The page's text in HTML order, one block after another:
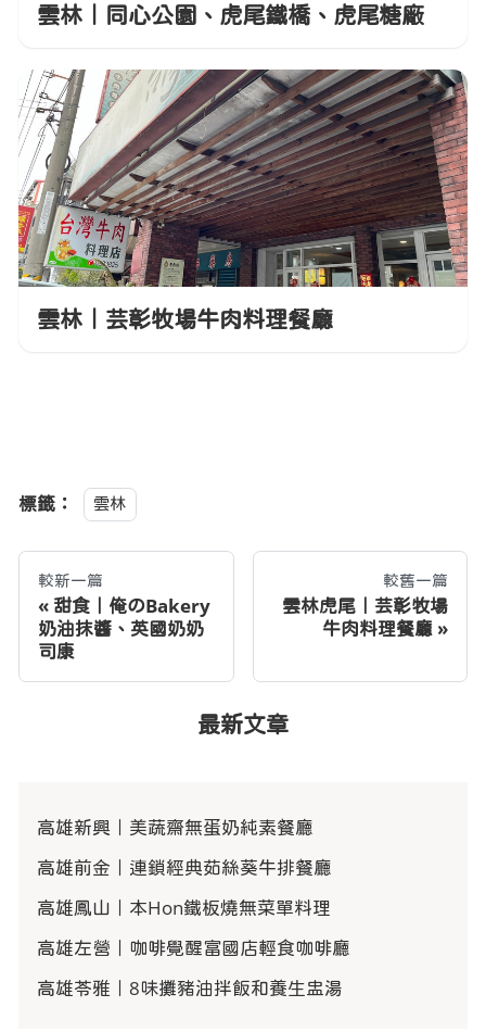
雲林｜同心公園、虎尾鐵橋、虎尾糖廠
雲林｜芸彰牧場牛肉料理餐廳
標籤： 雲林
較新一篇
甜食｜俺のBakery
奶油抹醬、英國奶奶
司康
較舊一篇
雲林虎尾｜芸彰牧場
牛肉料理餐廳
最新文章
高雄新興｜美蔬齋無蛋奶純素餐廳
高雄前金｜連鎖經典茹絲葵牛排餐廳
高雄鳳山｜本Hon鐵板燒無菜單料理
高雄左營｜咖啡覺醒富國店輕食咖啡廳
高雄苓雅｜8味攤豬油拌飯和養生盅湯